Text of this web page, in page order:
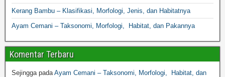
Kerang Bambu – Klasifikasi, Morfologi, Jenis, dan Habitatnya
Ayam Cemani – Taksonomi, Morfologi, Habitat, dan Pakannya
Komentar Terbaru
SejinggapadaAyam Cemani – Taksonomi, Morfologi, Habitat, dan